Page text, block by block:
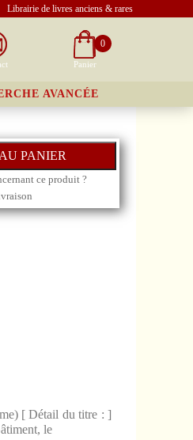
Librairie de livres anciens & rares
0
Panier
AVANCÉE
ce produit ?
[ Détail du titre : ]
le